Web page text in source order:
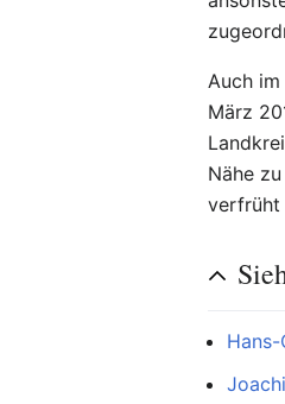
Auch
März
Nähe
verfrüht